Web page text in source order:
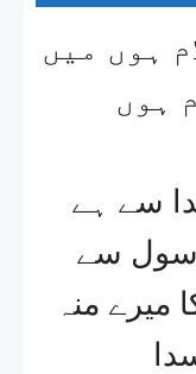
ہوں میں
ہوں
سے ہے
سے
میرے منہ